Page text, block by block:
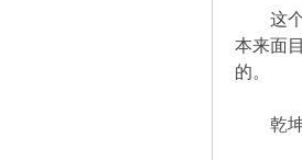
这个
本来面
的。
乾坤